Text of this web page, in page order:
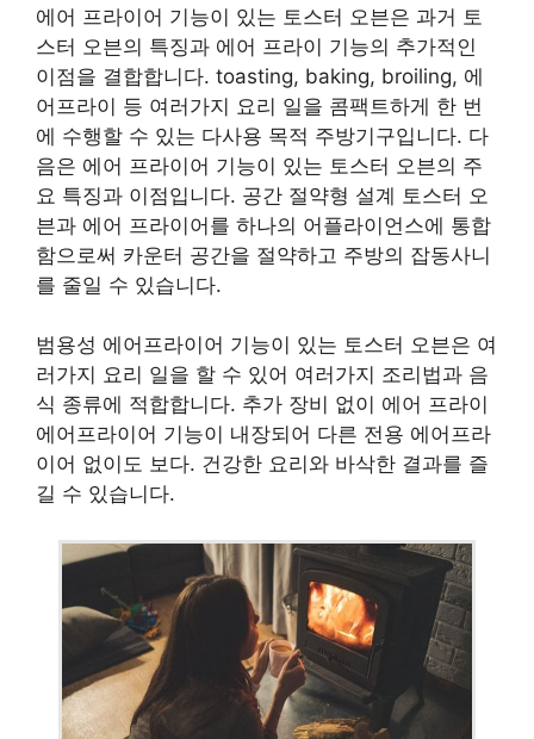
에어 프라이어 기능이 있는 토스터 오븐은 과거 토
스터 오븐의 특징과 에어 프라이 기능의 추가적인
이점을 결합합니다. toasting, baking, broiling, 에
어프라이 등 여러가지 요리 일을 콤팩트하게 한 번
에 수행할 수 있는 다사용 목적 주방기구입니다. 다
음은 에어 프라이어 기능이 있는 토스터 오븐의 주
요 특징과 이점입니다. 공간 절약형 설계 토스터 오
븐과 에어 프라이어를 하나의 어플라이언스에 통합
함으로써 카운터 공간을 절약하고 주방의 잡동사니
를 줄일 수 있습니다.
범용성 에어프라이어 기능이 있는 토스터 오븐은 여
러가지 요리 일을 할 수 있어 여러가지 조리법과 음
식 종류에 적합합니다. 추가 장비 없이 에어 프라이
에어프라이어 기능이 내장되어 다른 전용 에어프라
이어 없이도 보다. 건강한 요리와 바삭한 결과를 즐
길 수 있습니다.